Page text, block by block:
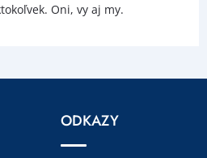
Oni, vy aj my.
ODKAZY